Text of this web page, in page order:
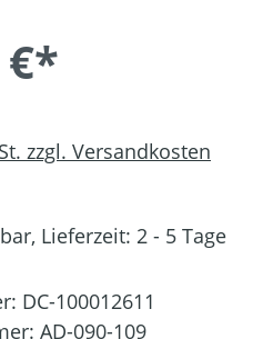
€*
zzgl. Versandkosten
Lieferzeit: 2 - 5 Tage
DC-100012611
AD-090-109